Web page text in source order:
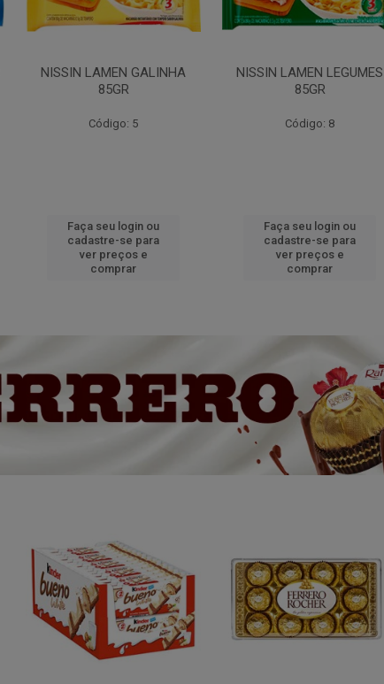
NISSIN LAMEN GALINHA
85GR
Código: 5
Faça seu login ou
cadastre-se para
ver preços e
comprar
NISSIN LAMEN LEGUMES
85GR
Código: 8
Faça seu login ou
cadastre-se para
ver preços e
comprar